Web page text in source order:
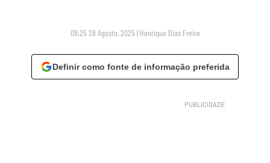
09:25 28 Agosto, 2025 | Henrique Dias Freire
Definir como fonte de informação preferida